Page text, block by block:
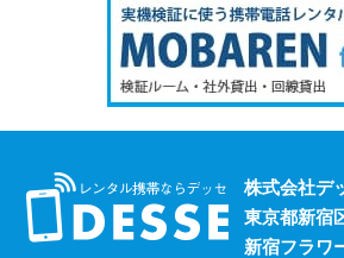
ケットwifiをレンタルでお得にご利用
望の際はお気軽にご相談ください。
レンタルスマホには通話・通信以外に
あります。 例えば、スマホ用アプリ
検証用にスマホのレンタルをお考えの
相談ください。
株式会社デ
東京都新宿
新宿フラワ